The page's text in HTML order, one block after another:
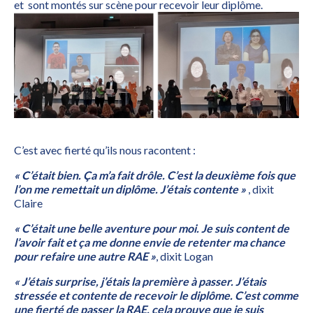
et sont montés sur scène pour recevoir leur diplôme.
C’est avec fierté qu’ils nous racontent :
« C’était bien. Ça m’a fait drôle. C’est la deuxième fois que
l’on me remettait un diplôme. J’étais contente » , dixit
Claire
« C’était une belle aventure pour moi. Je suis content de
l’avoir fait et ça me donne envie de retenter ma chance
pour refaire une autre RAE » , dixit Logan
« J’étais surprise, j’étais la première à passer. J’étais
stressée et contente de recevoir le diplôme. C’est comme
une fierté de passer la RAE, cela prouve que je suis